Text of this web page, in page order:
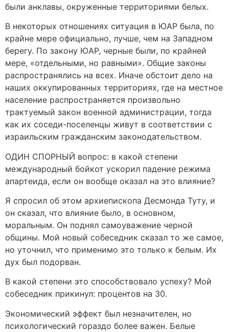
были анклавы, окруженные территориями белых.
В некоторых отношениях ситуация в ЮАР была, по
крайне мере официально, лучше, чем на Западном
берегу. По закону ЮАР, черные были, по крайней
мере, «отдельными, но равными». Общие законы
распространялись на всех. Иначе обстоит дело на
наших оккупированных территориях, где на местное
население распространяется произвольно
трактуемый закон военной администрации, тогда
как их соседи-поселенцы живут в соответствии с
израильским гражданским законодательством.
ОДИН СПОРНЫЙ вопрос: в какой степени
международный бойкот ускорил падение режима
апартеида, если он вообще оказал на это влияние?
Я спросил об этом архиепископа Десмонда Туту, и
он сказал, что влияние было, в основном,
моральным. Он поднял самоуважение черной
общины. Мой новый собеседник сказал то же самое,
но уточнил, что применимо это только к белым. Их
дух был подорван.
В какой степени это способствовало успеху? Мой
собеседник прикинул: процентов на 30.
Экономический эффект был незначителен, но
психологический гораздо более важен. Белые